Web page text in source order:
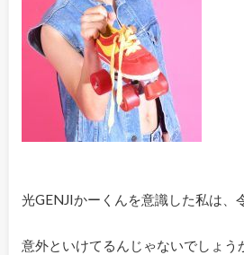
光GENJIかーくんを意識した私は、
意外といけてるんじゃないでしょう